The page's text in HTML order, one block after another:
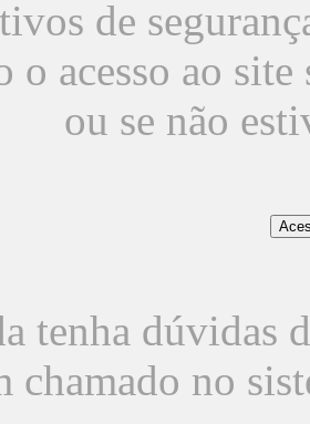
de
o acesso ao
ou se não
tenha dúvidas
chamado no